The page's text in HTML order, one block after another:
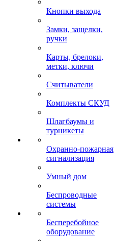
Кнопки выхода
Замки, защелки,
ручки
Карты, брелоки,
метки, ключи
Считыватели
Комплекты СКУД
Шлагбаумы и
турникеты
Охранно-пожарная
сигнализация
Умный дом
Беспроводные
системы
Бесперебойное
оборудование